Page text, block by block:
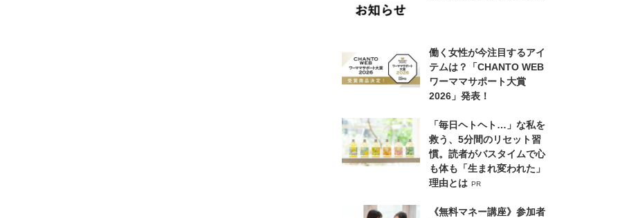
働く女性が今注目するアイ
テムは？「CHANTO WEB
ワーママサポート大賞
2026」発表！
「毎日ヘトヘト…」な私を
救う、5分間のリセット習
慣。読者がバスタイムで心
も体も「生まれ変われた」
理由とは PR
《無料マネー講座》参加者